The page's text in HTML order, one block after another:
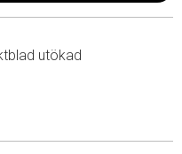
utökad